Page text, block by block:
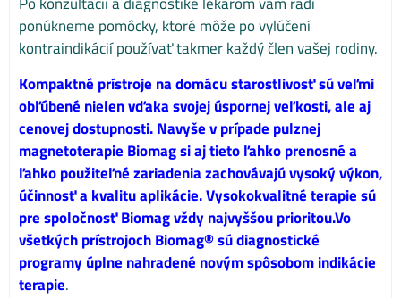
ponúkneme pomôcky, ktoré môže po vylúčení
kontraindikácií používať takmer každý člen vašej rodiny.
Kompaktné prístroje na domácu starostlivosť sú veľmi
obľúbené nielen vďaka svojej úspornej veľkosti, ale aj
cenovej dostupnosti. Navyše v prípade pulznej
magnetoterapie Biomag si aj tieto ľahko prenosné a
ľahko použiteľné zariadenia zachovávajú vysoký výkon,
účinnosť a kvalitu aplikácie. Vysokokvalitné terapie sú
pre spoločnosť Biomag vždy najvyššou prioritou.Vo
všetkých prístrojoch Biomag® sú diagnostické
programy úplne nahradené novým spôsobom indikácie
terapie.